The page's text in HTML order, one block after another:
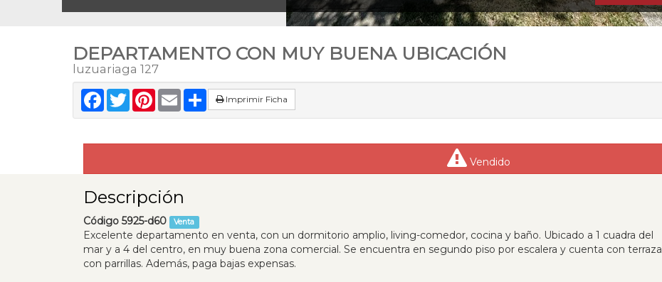
DEPARTAMENTO CON MUY BUENA UBICACIÓN
luzuariaga 127
Imprimir Ficha
Facebook
TwitterPinterestEmail Share
Vendido
Descripción
Código 5925-d60 Venta
Excelente departamento en venta, con un dormitorio amplio, living-comedor, cocina y baño. Ubicado a 1 cuadra del
mar y a 4 del centro, en muy buena zona comercial. Se encuentra en segundo piso por escalera y cuenta con terraza
con parrillas. Además, paga bajas expensas.